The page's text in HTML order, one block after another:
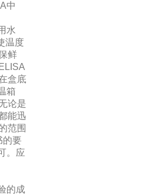
中
水
温度
鲜
盒底
箱
论是
能迅
范围
的要
。应
的成